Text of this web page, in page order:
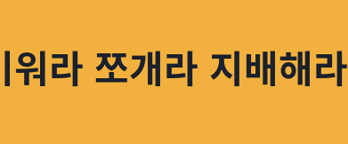
라 쪼개라 지배해라